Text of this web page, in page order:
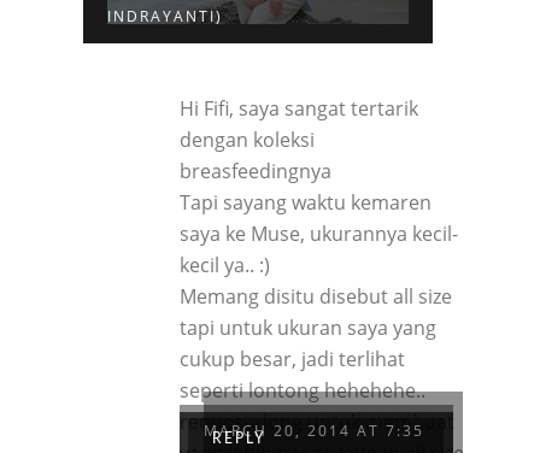
INDRAYANTI)
SANDRA BUANA SARI
MARCH 20, 2014 AT 7:35
Hi Fifi, saya sangat tertarik
dengan koleksi
breasfeedingnya
Tapi sayang waktu kemaren
saya ke Muse, ukurannya kecil-
kecil ya.. :)
Memang disitu disebut all size
tapi untuk ukuran saya yang
cukup besar, jadi terlihat
seperti lontong hehehehe..
request dong untuk membuat
REPLY